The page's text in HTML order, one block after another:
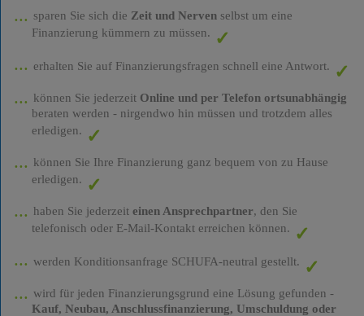
sparen Sie sich die Zeit und Nervenselbst um eine
Finanzierung kümmern zu müssen.
erhalten Sie auf Finanzierungsfragen schnell eine Antwort.
können Sie jederzeit Online und per Telefon ortsunabhängig
beraten werden - nirgendwo hin müssen und trotzdem alles
erledigen.
können Sie Ihre Finanzierung ganz bequem von zu Hause
erledigen.
haben Sie jederzeit einen Ansprechpartner, den Sie
telefonisch oder E-Mail-Kontakt erreichen können.
werden Konditionsanfrage SCHUFA-neutral gestellt.
wird für jeden Finanzierungsgrund eine Lösung gefunden -
Kauf, Neubau, Anschlussfinanzierung, Umschuldung oder